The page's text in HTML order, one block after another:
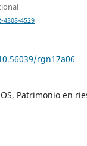
4529
rgn17a06
Patrimonio en